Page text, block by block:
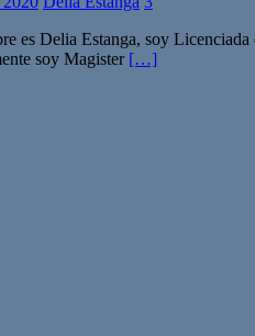
es Delia Estanga, soy
soy Magister […]